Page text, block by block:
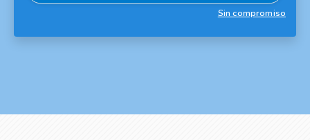
Sin compromiso